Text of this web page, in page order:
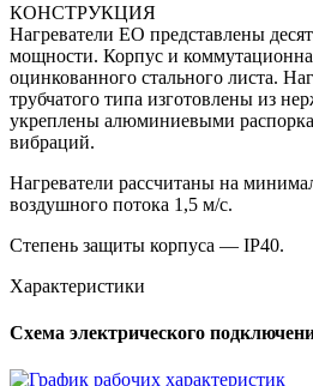
КОНСТРУКЦИЯ
Нагреватели ЕО представлены
мощности. Корпус и
оцинкованного стального листа.
трубчатого типа изготовлены из
укреплены алюминиевыми
вибраций.
Нагреватели рассчитаны на
воздушного потока 1,5 м/с.
Степень защиты корпуса — IP40.
Характеристики
Схема электрического